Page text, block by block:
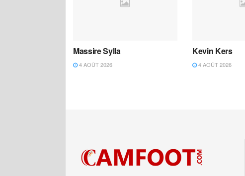
Massire Sylla
4 AOÛT 2026
Kevin Kers
4 AOÛT 2026